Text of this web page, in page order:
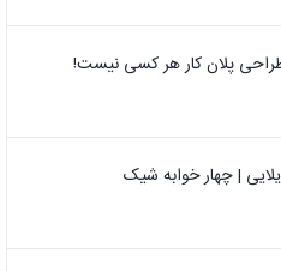
پلان کار هر کسی نیست!